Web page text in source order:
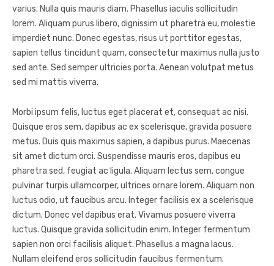
varius. Nulla quis mauris diam. Phasellus iaculis sollicitudin
lorem. Aliquam purus libero, dignissim ut pharetra eu, molestie
imperdiet nunc. Donec egestas, risus ut porttitor egestas,
sapien tellus tincidunt quam, consectetur maximus nulla justo
sed ante. Sed semper ultricies porta. Aenean volutpat metus
sed mi mattis viverra.
Morbi ipsum felis, luctus eget placerat et, consequat ac nisi.
Quisque eros sem, dapibus ac ex scelerisque, gravida posuere
metus. Duis quis maximus sapien, a dapibus purus. Maecenas
sit amet dictum orci. Suspendisse mauris eros, dapibus eu
pharetra sed, feugiat ac ligula. Aliquam lectus sem, congue
pulvinar turpis ullamcorper, ultrices ornare lorem. Aliquam non
luctus odio, ut faucibus arcu. Integer facilisis ex a scelerisque
dictum. Donec vel dapibus erat. Vivamus posuere viverra
luctus. Quisque gravida sollicitudin enim. Integer fermentum
sapien non orci facilisis aliquet. Phasellus a magna lacus.
Nullam eleifend eros sollicitudin faucibus fermentum.